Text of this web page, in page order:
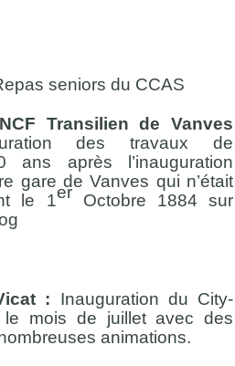
seniors du CCAS
Transilien de Vanves
des travaux de
ans après l’inauguration
gare de Vanves qui n’était
le 1er Octobre 1884 sur
: Inauguration du City-
le mois de juillet avec des
animations.